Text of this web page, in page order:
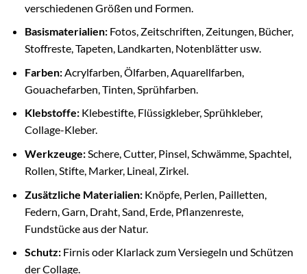
verschiedenen Größen und Formen.
Basismaterialien:Fotos, Zeitschriften, Zeitungen, Bücher,
Stoffreste, Tapeten, Landkarten, Notenblätter usw.
Farben:Acrylfarben, Ölfarben, Aquarellfarben,
Gouachefarben, Tinten, Sprühfarben.
Klebstoffe:Klebestifte, Flüssigkleber, Sprühkleber,
Collage-Kleber.
Werkzeuge:Schere, Cutter, Pinsel, Schwämme, Spachtel,
Rollen, Stifte, Marker, Lineal, Zirkel.
Zusätzliche Materialien:Knöpfe, Perlen, Pailletten,
Federn, Garn, Draht, Sand, Erde, Pflanzenreste,
Fundstücke aus der Natur.
Schutz:Firnis oder Klarlack zum Versiegeln und Schützen
der Collage.